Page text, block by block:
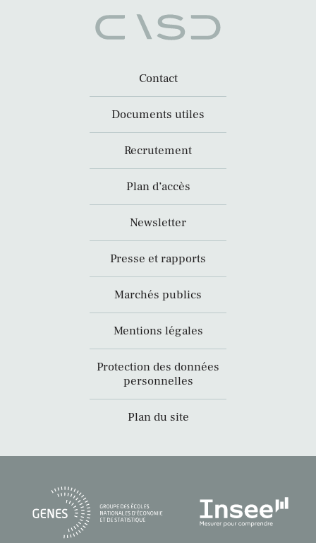
Contact
Documents utiles
Recrutement
Plan d’accès
Newsletter
Presse et rapports
Marchés publics
Mentions légales
Protection des données
personnelles
Plan du site